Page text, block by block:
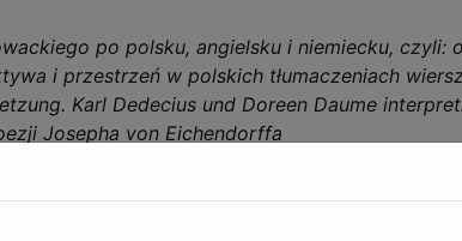
po polsku, angielsku i niemiecku, czyli:
i przestrzeń w polskich tłumaczeniach
Karl Dedecius und Doreen Daume
Josepha von Eichendorffa